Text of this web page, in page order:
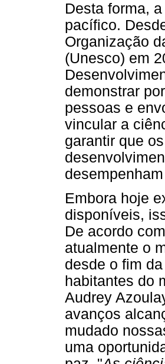
Desta forma,
pacífico.
Organização
(Unesco) em
demonstrar
pessoas e
vincular a
garantir que
Embora hoje
disponíveis,
De acordo
atualmente o
desde o fim
habitantes do
Audrey
avanços
mudado
uma